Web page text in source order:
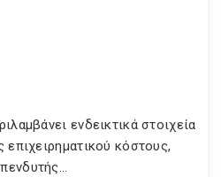
ενδεικτικά στοιχεία
επιχειρηματικού κόστους,